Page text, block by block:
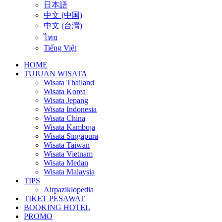
日本語
中文 (中国)
中文 (台灣)
ไทย
Tiếng Việt
HOME
TUJUAN WISATA
Wisata Thailand
Wisata Korea
Wisata Jepang
Wisata Indonesia
Wisata China
Wisata Kamboja
Wisata Singapura
Wisata Taiwan
Wisata Vietnam
Wisata Medan
Wisata Malaysia
TIPS
Airpaziklopedia
TIKET PESAWAT
BOOKING HOTEL
PROMO